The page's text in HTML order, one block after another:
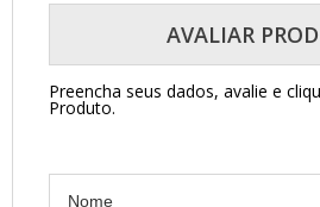
AVALIAR
Preencha seus dados, avalie e
Produto.